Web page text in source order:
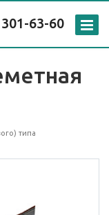
63-60
типа